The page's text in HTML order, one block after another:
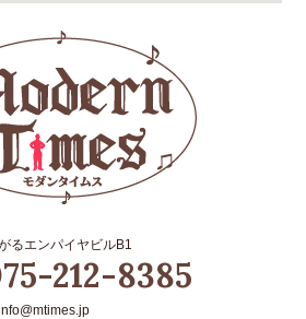
るエンパイヤビルB1
212-8385